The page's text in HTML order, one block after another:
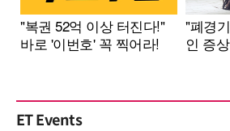
ET Events